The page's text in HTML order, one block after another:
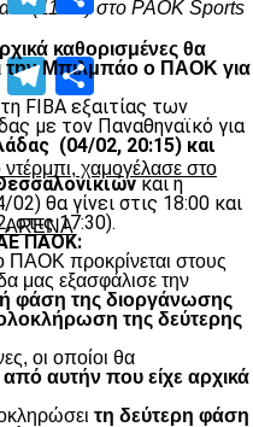
(11/10) στο PAOK Sports
Telegram
χαμογέλασε στο
ARENA
καθορισμένες θα
την Μπιλμπάο ο ΠΑΟΚ για
FIBA εξαιτίας των
με τον Παναθηναϊκό για
(04/02, 20:15) και
και η
02) θα γίνει στις 18:00 και
στις 17:30).
ΠΑΟΚ:
ΠΑΟΚ προκρίνεται στους
μας εξασφάλισε την
φάση της διοργάνωσης
της δεύτερης
οι οποίοι θα
αυτήν που είχε αρχικά
τη δεύτερη φάση